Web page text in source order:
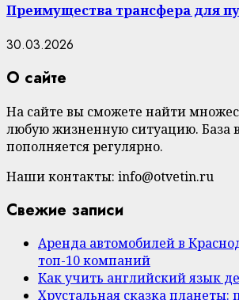
Преимущества трансфера для
30.03.2026
О сайте
На сайте вы сможете найти
любую жизненную ситуацию. База
пополняется регулярно.
Наши контакты: info@otvetin.ru
Свежие записи
Аренда автомобилей в
топ-10 компаний
Как учить английский язык
Хрустальная сказка